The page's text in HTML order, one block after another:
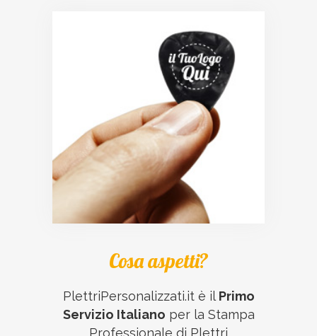
Cosa aspetti?
PlettriPersonalizzati.it è il Primo
Servizio Italiano per la Stampa
Professionale di Plettri